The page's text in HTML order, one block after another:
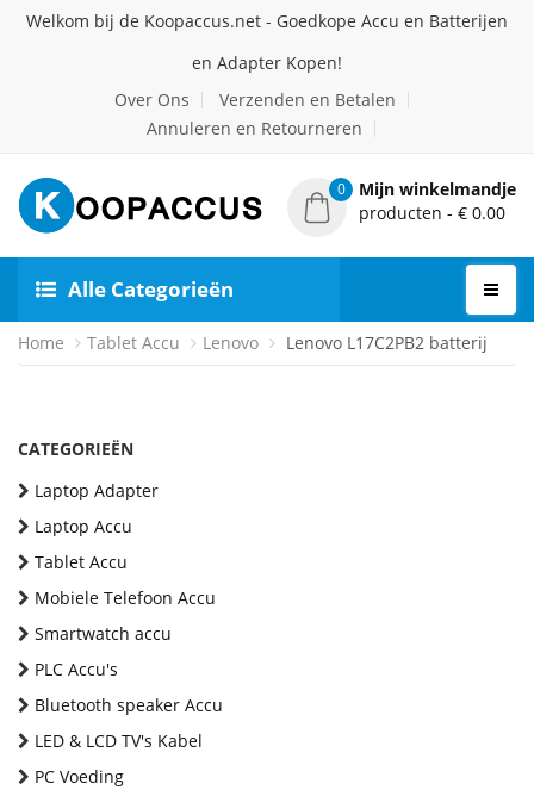
Welkom bij de Koopaccus.net - Goedkope Accu en Batterijen
en Adapter Kopen!
Over Ons
Verzenden en Betalen
Annuleren en Retourneren
0
Mijn winkelmandje
producten - € 0.00
Alle Categorieën
Home Tablet Accu Lenovo Lenovo L17C2PB2 batterij
CATEGORIEËN
Laptop Adapter
Laptop Accu
Tablet Accu
Mobiele Telefoon Accu
Smartwatch accu
PLC Accu's
Bluetooth speaker Accu
LED & LCD TV's Kabel
PC Voeding